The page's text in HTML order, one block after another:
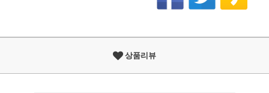
상품리뷰